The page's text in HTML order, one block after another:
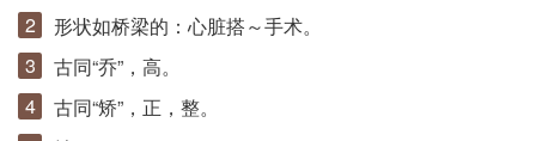
形状如桥梁的：心脏搭～手术。
古同“乔”，高。
古同“矫”，正，整。